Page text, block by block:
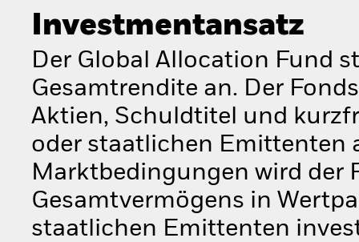
Investmentansatz
Der Global Allocation Fund
Gesamtrendite an. Der
Aktien, Schuldtitel und
oder staatlichen Emittenten
Marktbedingungen wird der
Gesamtvermögens in
staatlichen Emittenten